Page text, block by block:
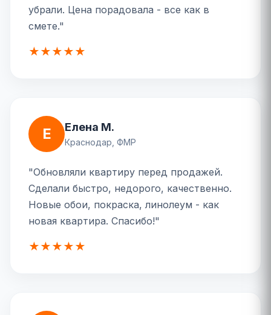
убрали. Цена порадовала - все как в
смете."
★★★★★
Е Елена М.
Краснодар, ФМР
"Обновляли квартиру перед продажей.
Сделали быстро, недорого, качественно.
Новые обои, покраска, линолеум - как
новая квартира. Спасибо!"
★★★★★